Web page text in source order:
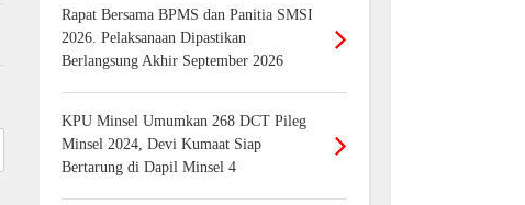
Rapat Bersama BPMS dan Panitia SMSI
2026. Pelaksanaan Dipastikan
Berlangsung Akhir September 2026
KPU Minsel Umumkan 268 DCT Pileg
Minsel 2024, Devi Kumaat Siap
Bertarung di Dapil Minsel 4